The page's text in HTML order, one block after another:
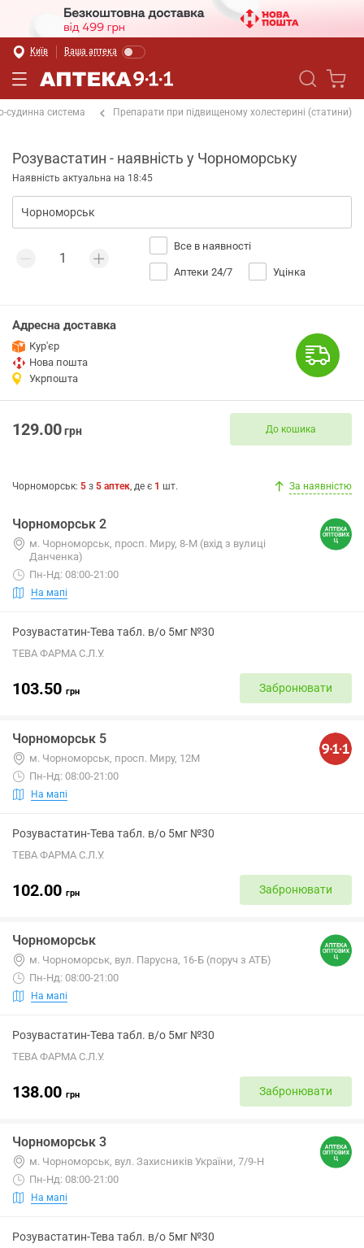
Київ Ваша аптека
судинна система Препарати при підвищеному холестерині (статини)
Розувастатин - наявність у Чорноморську
Наявність актуальна на 18:45
Все в наявності
Аптеки 24/7 Уцінка
Адресна доставка
Кур'єр
Нова пошта
Укрпошта
129.00грн До кошика
Чорноморськ: 5 з 5 аптек, де є 1 шт. За наявністю
Чорноморськ 2
м. Чорноморськ, просп. Миру, 8-М (вхід з вулиці
Данченка)
Пн-Нд: 08:00-21:00
На мапі
Розувастатин-Тева табл. в/о 5мг №30
ТЕВА ФАРМА С.Л.У.
103.50 грн Забронювати
Чорноморськ 5
м. Чорноморськ, просп. Миру, 12М
Пн-Нд: 08:00-21:00
На мапі
Розувастатин-Тева табл. в/о 5мг №30
ТЕВА ФАРМА С.Л.У.
102.00 грн Забронювати
Чорноморськ
м. Чорноморськ, вул. Парусна, 16-Б (поруч з АТБ)
Пн-Нд: 08:00-21:00
На мапі
Розувастатин-Тева табл. в/о 5мг №30
ТЕВА ФАРМА С.Л.У.
138.00 грн Забронювати
Чорноморськ 3
м. Чорноморськ, вул. Захисників України, 7/9-Н
Пн-Нд: 08:00-21:00
На мапі
Розувастатин-Тева табл. в/о 5мг №30